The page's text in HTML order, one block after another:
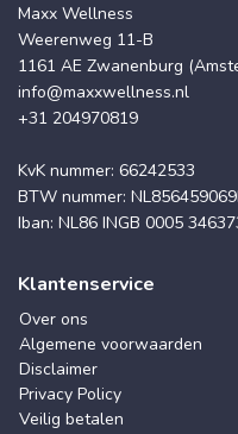
Maxx Wellness
Weerenweg 11-B
1161 AE Zwanenburg
info@maxxwellness.nl
+31 204970819
KvK nummer: 66242533
BTW nummer:
Iban: NL86 INGB 0005
Klantenservice
Over ons
Algemene voorwaarden
Disclaimer
Privacy Policy
Veilig betalen